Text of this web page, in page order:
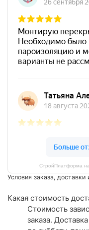
СтройПлатформа
Условия заказа, доставки
Какая стоимость
Стоимость
заказа.